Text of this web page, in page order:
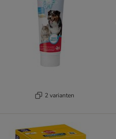
2 varianten